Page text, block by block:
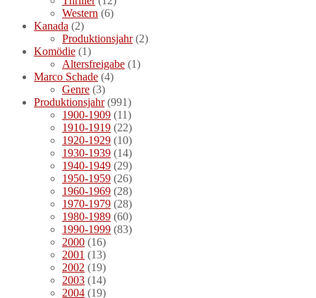
Western (6)
Kanada (2)
Produktionsjahr(2)
Komödie (1)
Altersfreigabe (1)
Marco Schade (4)
Genre (3)
Produktionsjahr(991)
1900-1909 (11)
1910-1919 (22)
1920-1929 (10)
1930-1939 (14)
1940-1949 (29)
1950-1959 (26)
1960-1969 (28)
1970-1979 (28)
1980-1989 (60)
1990-1999 (83)
2000 (16)
2001 (13)
2002 (19)
2003 (14)
2004 (19)